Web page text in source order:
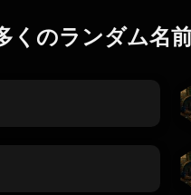
くのランダム名